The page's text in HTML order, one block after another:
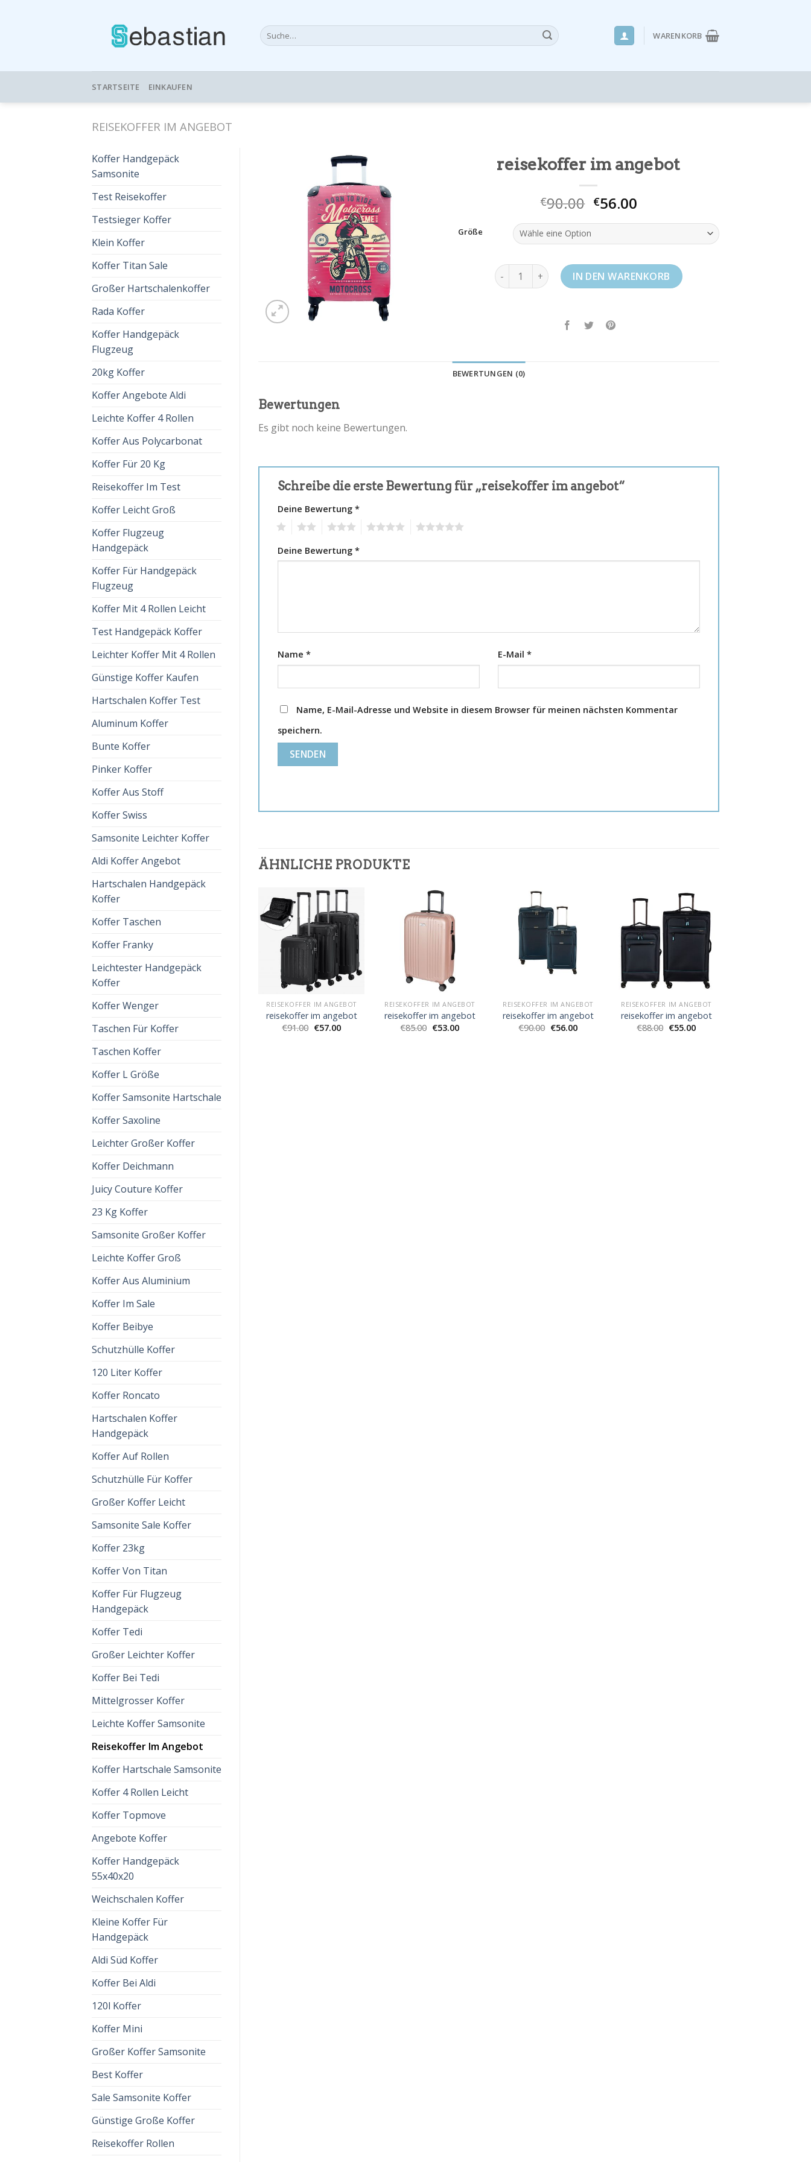
Suche
nach:
WARENKORB
STARTSEITE EINKAUFEN
REISEKOFFER IM ANGEBOT
Koffer Handgepäck
Samsonite
Test Reisekoffer
Testsieger Koffer
Klein Koffer
Koffer Titan Sale
Großer Hartschalenkoffer
Rada Koffer
Koffer Handgepäck
Flugzeug
20kg Koffer
Koffer Angebote Aldi
Leichte Koffer 4 Rollen
Koffer Aus Polycarbonat
Koffer Für 20 Kg
Reisekoffer Im Test
Koffer Leicht Groß
Koffer Flugzeug
Handgepäck
Koffer Für Handgepäck
Flugzeug
Koffer Mit 4 Rollen Leicht
Test Handgepäck Koffer
Leichter Koffer Mit 4 Rollen
Günstige Koffer Kaufen
Hartschalen Koffer Test
Aluminum Koffer
Bunte Koffer
Pinker Koffer
Koffer Aus Stoff
Koffer Swiss
Samsonite Leichter Koffer
Aldi Koffer Angebot
Hartschalen Handgepäck
Koffer
Koffer Taschen
Koffer Franky
Leichtester Handgepäck
Koffer
Koffer Wenger
Taschen Für Koffer
Taschen Koffer
Koffer L Größe
Koffer Samsonite Hartschale
Koffer Saxoline
Leichter Großer Koffer
Koffer Deichmann
Juicy Couture Koffer
23 Kg Koffer
Samsonite Großer Koffer
Leichte Koffer Groß
Koffer Aus Aluminium
Koffer Im Sale
Koffer Beibye
Schutzhülle Koffer
120 Liter Koffer
Koffer Roncato
Hartschalen Koffer
Handgepäck
Koffer Auf Rollen
Schutzhülle Für Koffer
Großer Koffer Leicht
Samsonite Sale Koffer
Koffer 23kg
Koffer Von Titan
Koffer Für Flugzeug
Handgepäck
Koffer Tedi
Großer Leichter Koffer
Koffer Bei Tedi
Mittelgrosser Koffer
Leichte Koffer Samsonite
Reisekoffer Im Angebot
Koffer Hartschale Samsonite
Koffer 4 Rollen Leicht
Koffer Topmove
Angebote Koffer
Koffer Handgepäck
55x40x20
Weichschalen Koffer
Kleine Koffer Für
Handgepäck
Aldi Süd Koffer
Koffer Bei Aldi
120l Koffer
Koffer Mini
Großer Koffer Samsonite
Best Koffer
Sale Samsonite Koffer
Günstige Große Koffer
Reisekoffer Rollen
reisekoffer im angebot
€90.00 €56.00
Größe
reisekoffer im angebot Menge
IN DEN WARENKORB
BEWERTUNGEN (0)
Bewertungen
Es gibt noch keine Bewertungen.
Schreibe die erste Bewertung für „reisekoffer im angebot“
Deine Bewertung *
Deine Bewertung *
Name * E-Mail *
Name, E-Mail-Adresse und Website in diesem Browser für meinen nächsten Kommentar
speichern.
ÄHNLICHE PRODUKTE
REISEKOFFER IM ANGEBOT
reisekoffer im angebot
€91.00 €57.00
REISEKOFFER IM ANGEBOT
reisekoffer im angebot
€85.00 €53.00
REISEKOFFER IM ANGEBOT
reisekoffer im angebot
€90.00 €56.00
REISEKOFFER IM ANGEBOT
reisekoffer im angebot
€88.00 €55.00
REISEKOFFER IM ANGEBOT
€93.00